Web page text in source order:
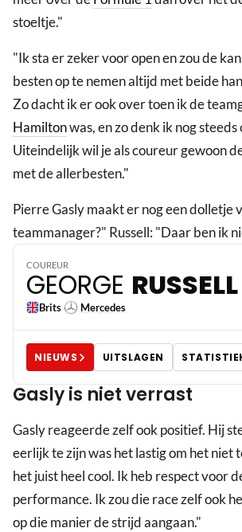
stoeltje."
"Ik sta er zeker voor open en zou de
besten op te nemen altijd met beide
Zo dacht ik er ook over toen ik de
Hamiltonwas, en zo denk ik nog
Uiteindelijk wil je als coureur gewoon
met de allerbesten."
Pierre Gasly maakt er nog een dolletje
teammanager?" Russell: "Daar ben ik
COUREUR
GEORGE RUSSELL
Brits Mercedes
NIEUWS UITSLAGEN
Gasly is niet verrast
Gasly reageerde zelf ook positief. Hij
eerlijk te zijn was het lastig om het niet
het juist heel cool. Ik heb respect voor
performance. Ik zou die race zelf ook
op die manier de strijd aangaan."